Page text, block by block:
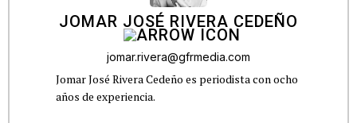
JOMAR JOSÉ RIVERA CEDEÑO
jomar.rivera@gfrmedia.com
Jomar José Rivera Cedeño es periodista con ocho
años de experiencia.